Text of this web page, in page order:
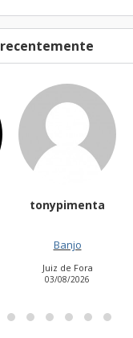
recentemente
tonypimenta
Banjo
Juiz de Fora
03/08/2026